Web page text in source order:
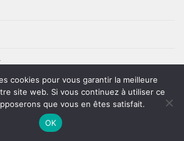
cookies pour vous garantir la meilleure
site web. Si vous continuez à utiliser ce
que vous en êtes satisfait.
OK